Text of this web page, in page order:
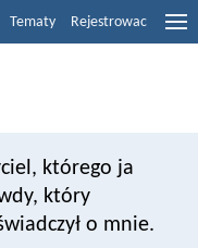
Tematy Rejestrowac
którego ja
który
o mnie.